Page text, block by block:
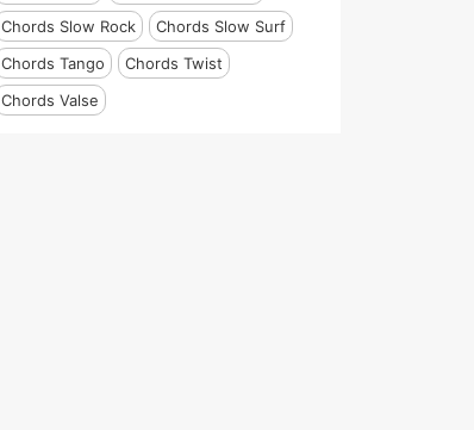
Chords Slow Rock
Chords Slow Surf
Chords Tango
Chords Twist
Chords Valse